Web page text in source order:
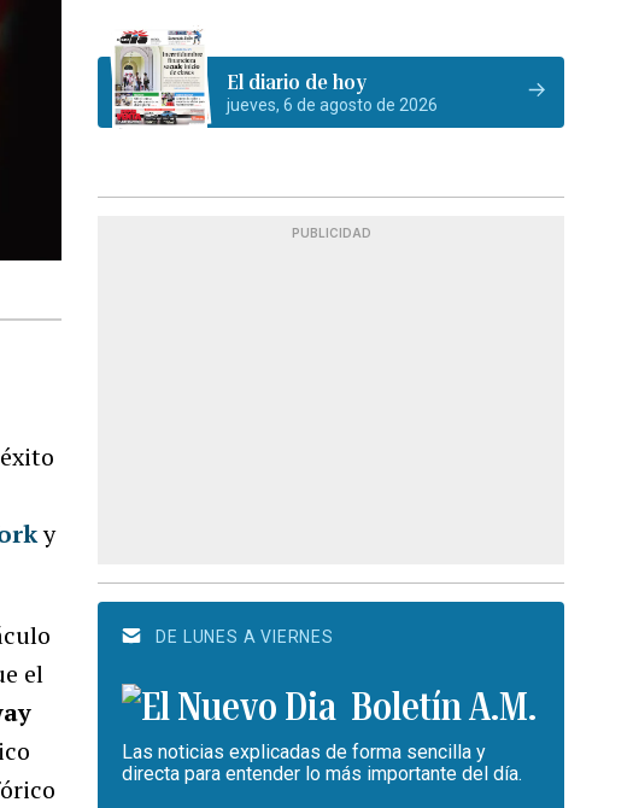
y
el
El diario de hoy
jueves, 6 de agosto de 2026
PUBLICIDAD
DE LUNES A VIERNES
Boletín A.M.
Las noticias explicadas de forma sencilla y
directa para entender lo más importante del día.